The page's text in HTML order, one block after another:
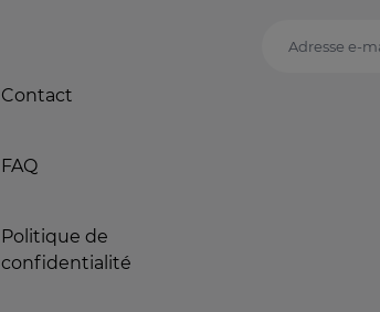
Contact
FAQ
Politique de
confidentialité
Adresse e-